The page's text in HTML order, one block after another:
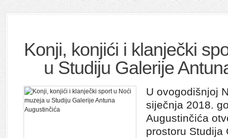
Konji, konjići i klanječki
u Studiju Galerije
U ovogodišnjoj
siječnja 2018.
Augustinčića
prostoru Studija